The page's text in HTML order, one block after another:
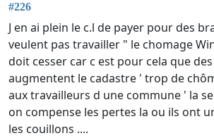
#226
J en ai plein le c.l de payer pour des
veulent pas travailler " le chomage
doit cesser car c est pour cela que
augmentent le cadastre ' trop de
aux travailleurs d une commune ' la
on compense les pertes la ou ils ont
les couillons ....